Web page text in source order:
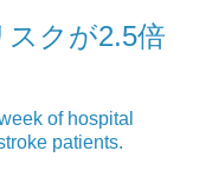
スクが2.5倍
of hospital
patients.